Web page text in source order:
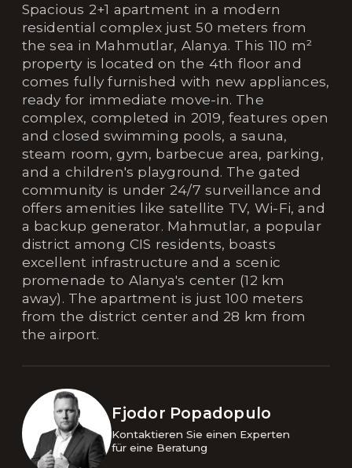
Spacious 2+1 apartment in a modern
residential complex just 50 meters from
the sea in Mahmutlar, Alanya. This 110 m²
property is located on the 4th floor and
comes fully furnished with new appliances,
ready for immediate move-in. The
complex, completed in 2019, features open
and closed swimming pools, a sauna,
steam room, gym, barbecue area, parking,
and a children's playground. The gated
community is under 24/7 surveillance and
offers amenities like satellite TV, Wi-Fi, and
a backup generator. Mahmutlar, a popular
district among CIS residents, boasts
excellent infrastructure and a scenic
promenade to Alanya's center (12 km
away). The apartment is just 100 meters
from the district center and 28 km from
the airport.
Fjodor Popadopulo
Kontaktieren Sie einen Experten
für eine Beratung